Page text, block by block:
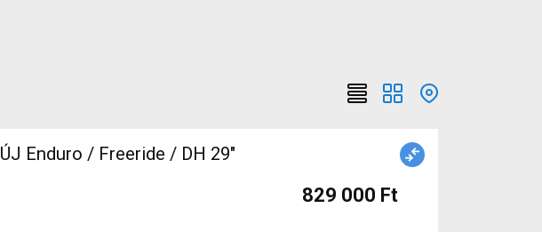
Enduro / Freeride / DH 29"
829 000 Ft